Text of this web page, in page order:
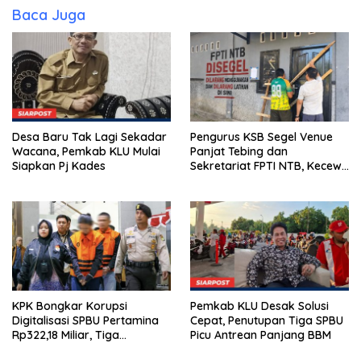
Baca Juga
Desa Baru Tak Lagi Sekadar
Wacana, Pemkab KLU Mulai
Siapkan Pj Kades
Pengurus KSB Segel Venue
Panjat Tebing dan
Sekretariat FPTI NTB, Kecewa
KPK Bongkar Korupsi
Digitalisasi SPBU Pertamina
Rp322,18 Miliar, Tiga
Pemkab KLU Desak Solusi
Cepat, Penutupan Tiga SPBU
Picu Antrean Panjang BBM